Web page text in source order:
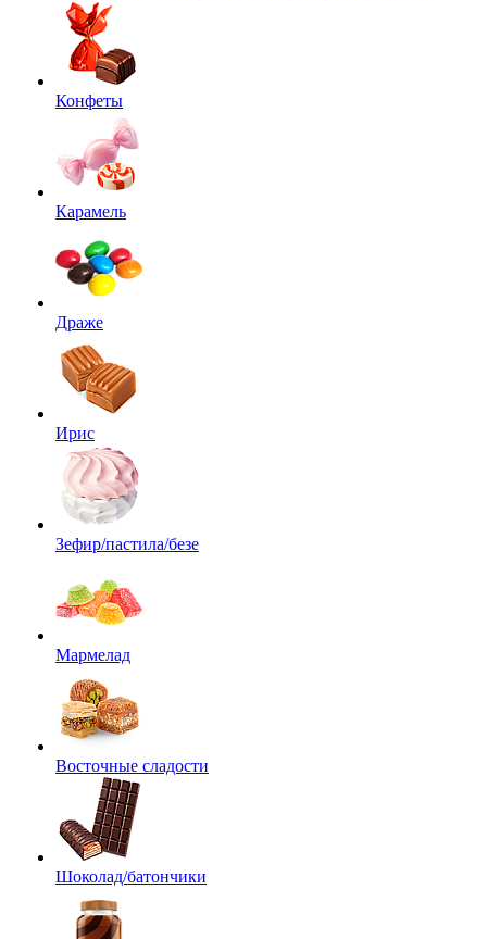
Конфеты
Карамель
Драже
Ирис
Зефир/пастила/безе
Мармелад
Восточные сладости
Шоколад/батончики